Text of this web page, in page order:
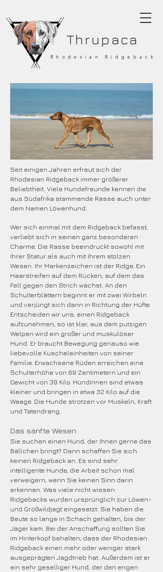
Thrupaca
Rhodesian Ridgeback
Seit einigen Jahren erfreut sich der
Rhodesian Ridgeback immer größerer
Beliebtheit. Viele Hundefreunde kennen die
aus Südafrika stammende Rasse auch unter
dem Namen Löwenhund.
Wer sich einmal mit dem Ridgeback befasst,
verliebt sich in seinen ganz besonderen
Charme. Die Rasse beeindruckt sowohl mit
Ihrer Statur als auch mit Ihrem stolzen
Wesen. Ihr Markenzeichen ist der Ridge. Ein
Haarstreifen auf dem Rücken, auf dem das
Fell gegen den Strich wächst. An den
Schulterblättern beginnt er mit zwei Wirbeln
und verjüngt sich dann in Richtung der Hüfte.
Entscheiden wir uns, einen Ridgeback
aufzunehmen, so ist klar, aus dem putzigen
Welpen wird ein großer und muskulöser
Hund. Er braucht Bewegung genauso wie
liebevolle Kuscheleinheiten von seiner
Familie. Erwachsene Rüden erreichen eine
Schulterhöhe von 69 Zentimetern und ein
Gewicht von 39 Kilo. Hündinnen sind etwas
kleiner und bringen in etwa 32 Kilo auf die
Waage. Die Hunde strotzen vor Muskeln, Kraft
und Tatendrang.
Das sanfte Wesen
Sie suchen einen Hund, der Ihnen gerne das
Bällchen bringt? Dann schaffen Sie sich
keinen Ridgeback an. Es sind sehr
intelligente Hunde, die Arbeit schon mal
verweigern, wenn Sie keinen Sinn darin
erkennen. Was viele nicht wissen:
Ridgebacks wurden ursprünglich zur Löwen-
und Großwildjagt eingesetzt. Sie haben die
Beute so lange in Schach gehalten, bis der
Jäger kam. Bei der Anschaffung sollten Sie
im Hinterkopf behalten, dass der Rhodesian
Ridgeback einen mehr oder weniger stark
ausgeprägten Jagdtrieb hat. Außerdem ist er
ein sehr geselliger Hund, der den engen